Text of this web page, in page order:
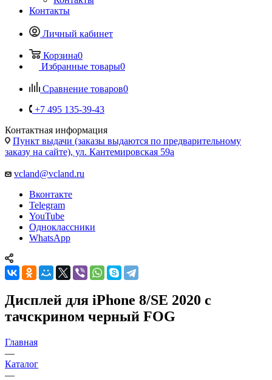
Корзина
+7 495 135-39-43
Контактная информация
Пункт выдачи (заказы выдаются по предварительному
заказу на сайте), ул. Кантемировская 59а
vcland@vcland.ru
Вконтакте
Telegram
YouTube
Одноклассники
WhatsApp
Дисплей для iPhone 8/SE 2020 с
тачскрином черный FOG
Главная
—
Каталог
Запчасти для Apple
Запчасти для iPhone